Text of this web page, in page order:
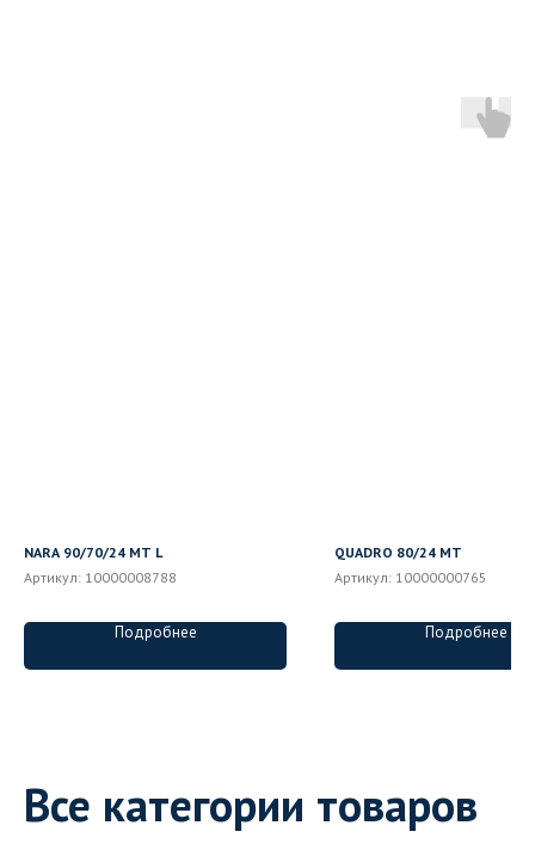
NARA 90/70/24 MT L
Артикул: 10000008788
Подробнее
QUADRO 80/24 MT
Артикул: 10000000765
Подробнее
Все категории товаров